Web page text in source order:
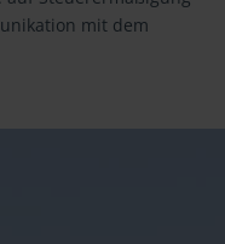
mit dem